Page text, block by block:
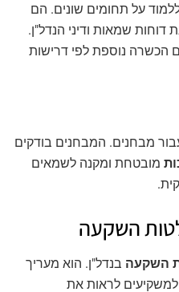
על תחומים שונים. הם
דוחות שמאות ודיני הנדל"ן.
הכשרה נוספת לפי דרישות
מבחנים. המבחנים בודקים
מובטחת ומקנה לשמאים
השקעה
השקעה בנדל"ן. הוא מעריך
לראות את